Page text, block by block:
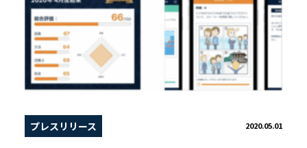
プレスリリース 2020.05.01